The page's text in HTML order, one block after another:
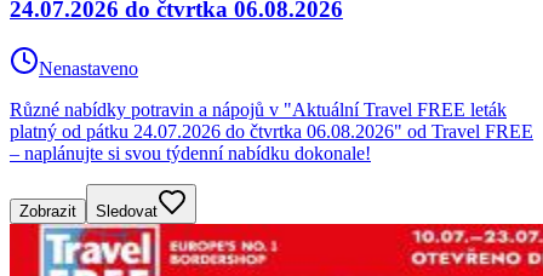
24.07.2026 do čtvrtka 06.08.2026
Nenastaveno
Různé nabídky potravin a nápojů v "Aktuální Travel FREE leták
platný od pátku 24.07.2026 do čtvrtka 06.08.2026" od Travel FREE
– naplánujte si svou týdenní nabídku dokonale!
Zobrazit Sledovat